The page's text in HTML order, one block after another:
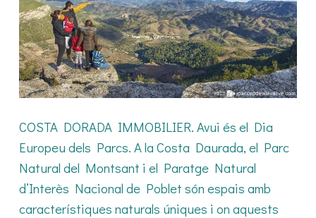
COSTA DORADA IMMOBILIER. Avui és el Dia
Europeu dels Parcs. A la Costa Daurada, el Parc
Natural del Montsant i el Paratge Natural
d’Interès Nacional de Poblet són espais amb
característiques naturals úniques i on aquests